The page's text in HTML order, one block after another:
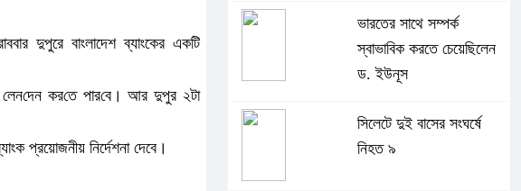
দুপুরে বাংলাদেশ ব্যাংকের একটি
লেন‌দেন কর‌তে পার‌বে। আর দুপুর ২টা
প্রয়োজনীয় নির্দেশনা দেবে।
ভারতের সাথে সম্পর্ক
স্বাভাবিক করতে চেয়েছিলেন
ড. ইউনূস
সিলেটে দুই বাসের সংঘর্ষে
নিহত ৯